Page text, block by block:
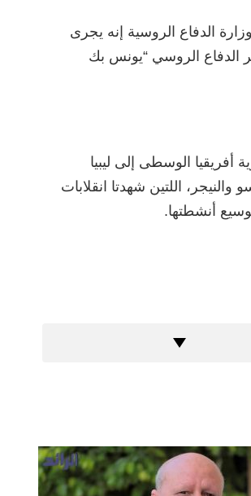
الدفاع الروسية إنه يجرى
الدفاع الروسي “يونس بك
الوسطى إلى ليبيا
اللتين شهدتا انقلابات
أنشطتها.